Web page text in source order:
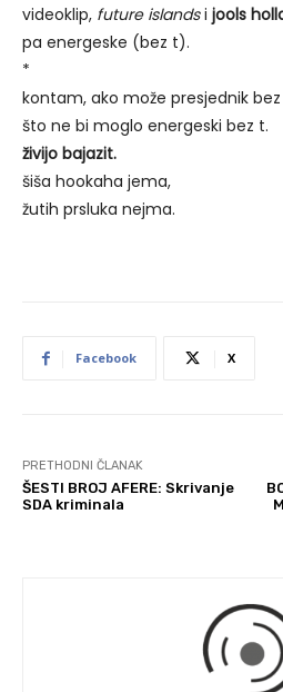
videoklip, future islandsi jools
pa energeske (bez t).
*
kontam, ako može presjednik
što ne bi moglo energeski bez t.
živijo bajazit.
šiša hookaha jema,
žutih prsluka nejma.
Facebook X
PRETHODNI ČLANAK
ŠESTI BROJ AFERE: Skrivanje
SDA kriminala